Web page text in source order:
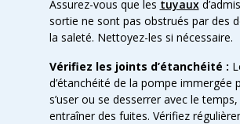
Assurez-vous que les tuyaux
sortie ne sont pas obstrués par des
la saleté. Nettoyez-les si nécessaire.
Vérifiez les joints d’étanchéité :
d’étanchéité de la pompe immergée
s’user ou se desserrer avec le
entraîner des fuites. Vérifiez